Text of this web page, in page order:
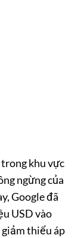
khu vực
ngừng của
Google đã
USD vào
giảm thiểu áp